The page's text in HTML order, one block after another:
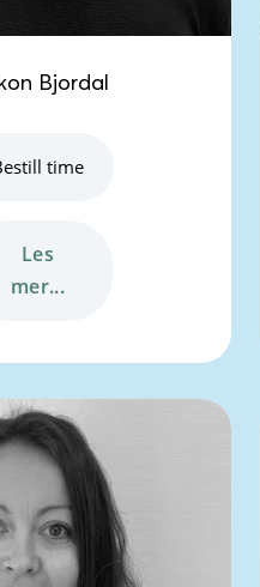
Bjordal
time
les
mer...